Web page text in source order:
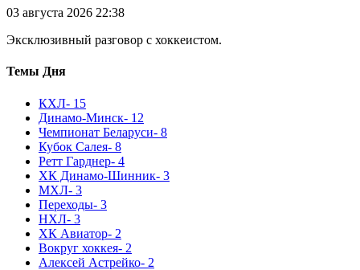
03 августа 2026 22:38
Эксклюзивный разговор с хоккеистом.
Темы Дня
КХЛ- 15
Динамо-Минск- 12
Чемпионат Беларуси- 8
Кубок Салея- 8
Ретт Гарднер- 4
ХК Динамо-Шинник- 3
МХЛ- 3
Переходы- 3
НХЛ- 3
ХК Авиатор- 2
Вокруг хоккея- 2
Алексей Астрейко- 2